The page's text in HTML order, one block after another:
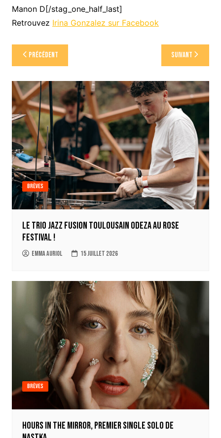
Manon D[/stag_one_half_last]
Retrouvez Irina Gonzalez sur Facebook
Navigation
de
l’article
Précédent Suivant
Brèves
Le trio jazz fusion toulousain ODEZA au Rose
Festival !
Emma Auriol 15 juillet 2026
Brèves
Hours in the mirror, premier single solo de